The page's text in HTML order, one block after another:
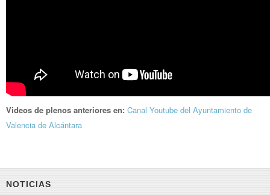
Videos de plenos anteriores en: Canal Youtube del Ayuntamiento de
Valencia de Alcántara
NOTICIAS